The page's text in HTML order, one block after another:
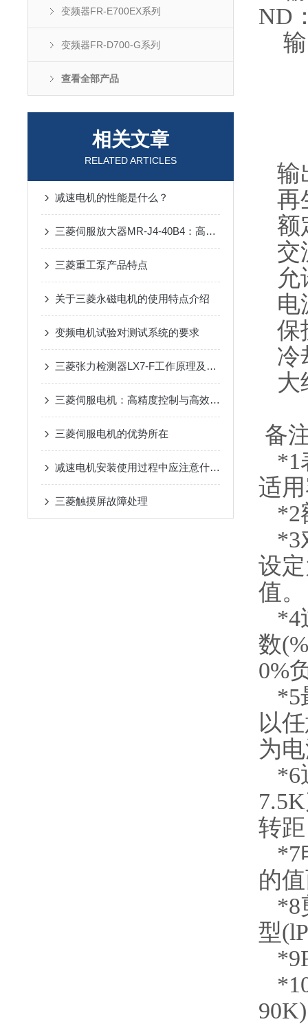
变频器FR-E700EX系列
变频器FR-D700-G系列
查看全部产品
相关文章
RELATED ARTICLES
减速电机的性能是什么？
三菱伺服放大器MR-J4-40B4：高效驱动的可靠选择
三菱重工泵产品特点
关于三菱永磁电机的使用特点介绍
变频电机试验对测试系统的要求
三菱张力检测器LX7-F工作原理及检修步骤
三菱伺服电机：高精度控制与高效能转换的工业驱动选择
三菱伺服电机的优势所在
减速电机安装使用过程中应注意什么？
三菱触摸屏故障处理
ND
输
输
再
额
交
允
电
保
冷
大
备
*1
适
*2
*3
设
值。
*4
数
0%
*5
以
为
*6
转
*7
的
*8
型
90K)